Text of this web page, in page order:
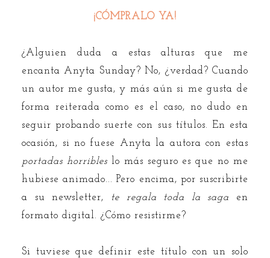
¡CÓMPRALO YA!
¿Alguien duda a estas alturas que me
encanta Anyta Sunday? No, ¿verdad? Cuando
un autor me gusta, y más aún si me gusta de
forma reiterada como es el caso, no dudo en
seguir probando suerte con sus títulos. En esta
ocasión, si no fuese Anyta la autora con estas
portadas horribles lo más seguro es que no me
hubiese animado... Pero encima, por suscribirte
a su newsletter,
te regala toda la saga en
formato digital. ¿Cómo resistirme?
Si tuviese que definir este título con un solo